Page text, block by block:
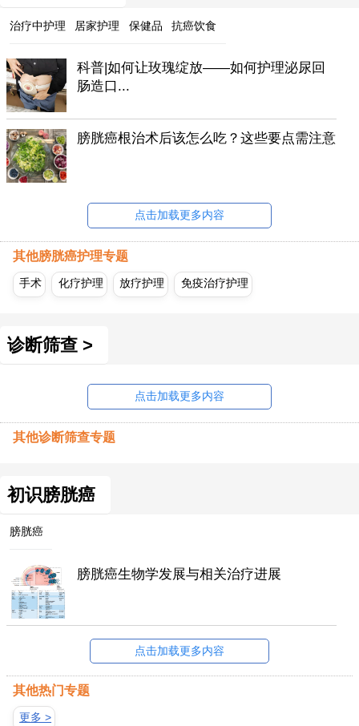
治疗中护理 居家护理 保健品 抗癌饮食
科普|如何让玫瑰绽放——如何护理泌尿回
肠造口...
膀胱癌根治术后该怎么吃？这些要点需注意
点击加载更多内容
其他膀胱癌护理专题
手术 化疗护理 放疗护理 免疫治疗护理
诊断筛查 >
点击加载更多内容
其他诊断筛查专题
初识膀胱癌
膀胱癌
膀胱癌生物学发展与相关治疗进展
点击加载更多内容
其他热门专题
更多 >